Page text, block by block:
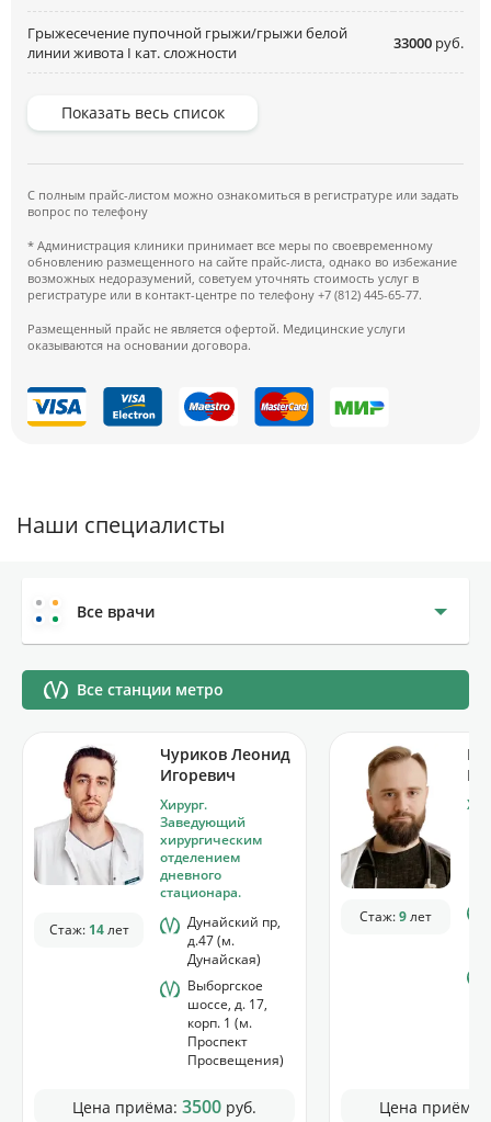
Грыжесечение пупочной грыжи/грыжи белой
линии живота I кат. сложности
33000 руб.
Показать весь список
С полным прайс-листом можно ознакомиться в регистратуре или задать
вопрос по телефону
* Администрация клиники принимает все меры по своевременному
обновлению размещенного на сайте прайс-листа, однако во избежание
возможных недоразумений, советуем уточнять стоимость услуг в
регистратуре или в контакт-центре по телефону +7 (812) 445-65-77.
Размещенный прайс не является офертой. Медицинские услуги
оказываются на основании договора.
Наши специалисты
Все врачи
Все станции метро
Чуриков Леонид
Игоревич
Хирург.
Заведующий
хирургическим
отделением
дневного
стационара.
Стаж: 14лет
Дунайский пр,
д.47 (м.
Дунайская)
Выборгское
шоссе, д. 17,
корп. 1 (м.
Проспект
Просвещения)
Цена приёма: 3500 руб.
Стаж:9лет
Цена приёма: